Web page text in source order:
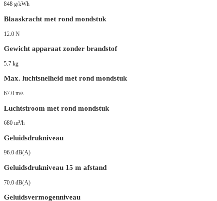
848 g/kWh
Blaaskracht met rond mondstuk
12.0 N
Gewicht apparaat zonder brandstof
5.7 kg
Max. luchtsnelheid met rond mondstuk
67.0 m/s
Luchtstroom met rond mondstuk
680 m³/h
Geluidsdrukniveau
96.0 dB(A)
Geluidsdrukniveau 15 m afstand
70.0 dB(A)
Geluidsvermogenniveau